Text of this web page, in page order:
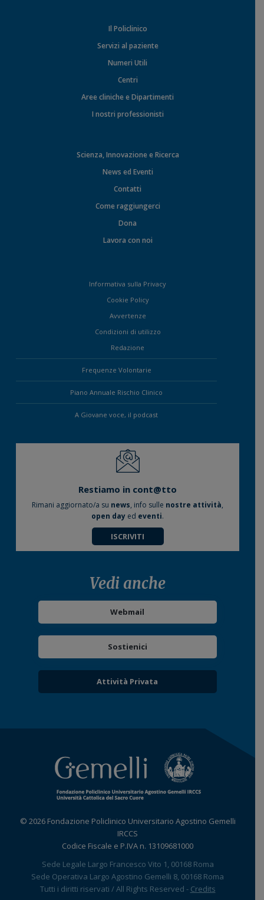
Il Policlinico
Servizi al paziente
Numeri Utili
Centri
Aree cliniche e Dipartimenti
I nostri professionisti
Scienza, Innovazione e Ricerca
News ed Eventi
Contatti
Come raggiungerci
Dona
Lavora con noi
Informativa sulla Privacy
Cookie Policy
Avvertenze
Condizioni di utilizzo
Redazione
Frequenze Volontarie
Piano Annuale Rischio Clinico
A Giovane voce, il podcast
Restiamo in cont@tto
Rimani aggiornato/a su news, info sulle nostre attività,
open day ed eventi.
ISCRIVITI
Vedi anche
Webmail
Sostienici
Attività Privata
© 2026 Fondazione Policlinico Universitario Agostino Gemelli
IRCCS
Codice Fiscale e P.IVA n. 13109681000
Sede Legale Largo Francesco Vito 1, 00168 Roma
Sede Operativa Largo Agostino Gemelli 8, 00168 Roma
Tutti i diritti riservati / All Rights Reserved - Credits